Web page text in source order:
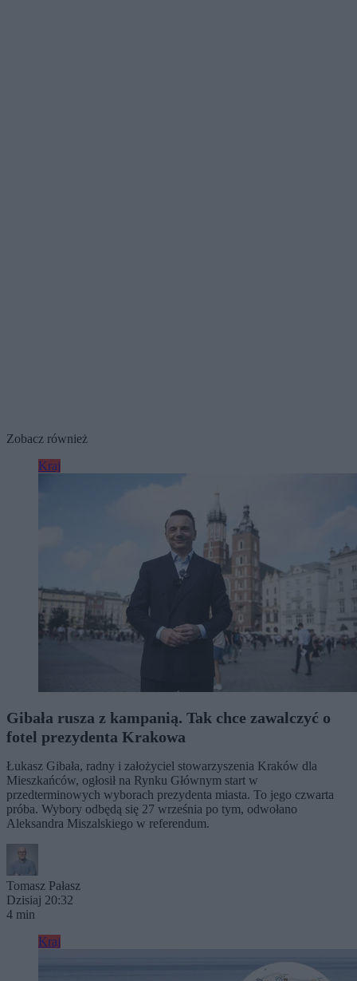
Zobacz również
Kraj
Gibała rusza z kampanią. Tak chce zawalczyć o
fotel prezydenta Krakowa
Łukasz Gibała, radny i założyciel stowarzyszenia Kraków dla
Mieszkańców, ogłosił na Rynku Głównym start w
przedterminowych wyborach prezydenta miasta. To jego czwarta
próba. Wybory odbędą się 27 września po tym, odwołano
Aleksandra Miszalskiego w referendum.
Tomasz Pałasz
Dzisiaj 20:32
4 min
Kraj